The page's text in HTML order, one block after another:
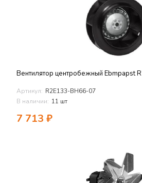
Вентилятор центробежный Ebmpapst
Артикул: R2E133-BH66-07
В наличии: 11 шт
7 713 ₽